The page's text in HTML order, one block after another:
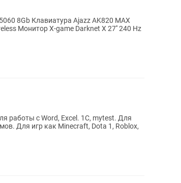
AK820 MAX
Монитор X-game Darknet X 27′′ 240 Hz
Для игр как Minecraft, Dota 1, Roblox,